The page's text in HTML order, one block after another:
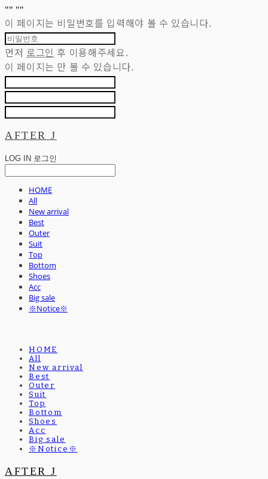
"" ""
이 페이지는 비밀번호를 입력해야 볼 수 있습니다.
먼저 로그인 후 이용해주세요.
이 페이지는 만 볼 수 있습니다.
AFTER J
LOG IN 로그인
HOME
All
New arrival
Best
Outer
Suit
Top
Bottom
Shoes
Acc
Big sale
※Notice※
HOME
All
New arrival
Best
Outer
Suit
Top
Bottom
Shoes
Acc
Big sale
※Notice※
AFTER J